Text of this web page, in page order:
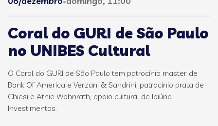
Coral do GURI de São Paulo
no UNIBES Cultural
O Coral do GURI de São Paulo tem patrocínio master de
Bank Of America e Verzani & Sandrini, patrocínio prata de
Chiesi e Athie Wohnrath, apoio cultural de Ibiúna
Investimentos.